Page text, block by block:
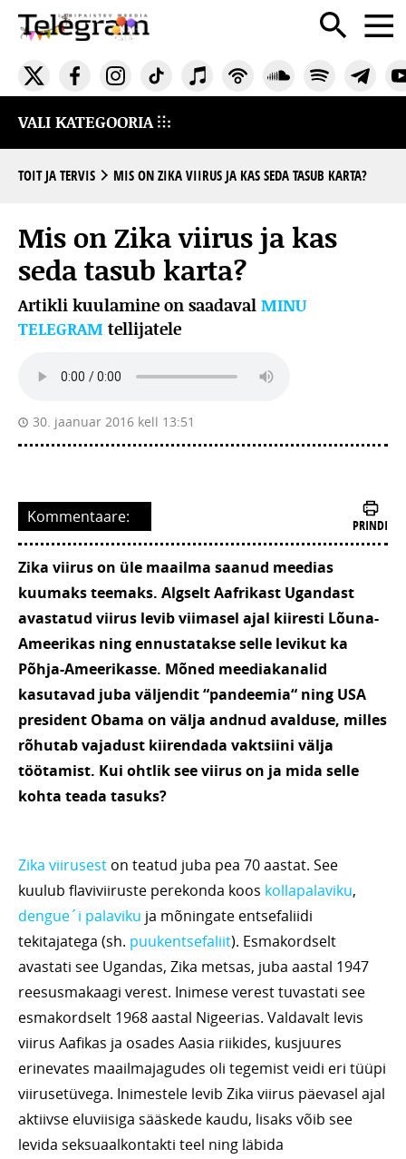
VALI KATEGOORIA
TOIT JA TERVIS MIS ON ZIKA VIIRUS JA KAS SEDA TASUB KARTA?
Mis on Zika viirus ja kas
seda tasub karta?
Artikli kuulamine on saadaval MINU
TELEGRAM tellijatele
30. jaanuar 2016 kell 13:51
Kommentaare: PRINDI
Zika viirus on üle maailma saanud meedias
kuumaks teemaks. Algselt Aafrikast Ugandast
avastatud viirus levib viimasel ajal kiiresti Lõuna-
Ameerikas ning ennustatakse selle levikut ka
Põhja-Ameerikasse. Mõned meediakanalid
kasutavad juba väljendit “pandeemia“ ning USA
president Obama on välja andnud avalduse, milles
rõhutab vajadust kiirendada vaktsiini välja
töötamist. Kui ohtlik see viirus on ja mida selle
kohta teada tasuks?
Zika viirusest on teatud juba pea 70 aastat. See
kuulub flaviviiruste perekonda koos kollapalaviku,
dengue´i palaviku ja mõningate entsefaliidi
tekitajatega (sh. puukentsefaliit). Esmakordselt
avastati see Ugandas, Zika metsas, juba aastal 1947
reesusmakaagi verest. Inimese verest tuvastati see
esmakordselt 1968 aastal Nigeerias. Valdavalt levis
viirus Aafikas ja osades Aasia riikides, kusjuures
erinevates maailmajagudes oli tegemist veidi eri tüüpi
viirusetüvega. Inimestele levib Zika viirus päevasel ajal
aktiivse eluviisiga sääskede kaudu, lisaks võib see
levida seksuaalkontakti teel ning läbida